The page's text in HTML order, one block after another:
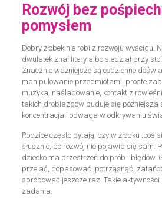
Rozwój bez
pomysłem
Dobry żłobek nie robi z rozwoju wyścigu.
dwulatek znał litery albo siedział przy
Znacznie ważniejsze są codzienne
manipulowanie przedmiotami, proste
muzyka, naśladowanie, kontakt z
takich drobiazgów buduje się późniejsza
koncentracja i odwaga w odkrywaniu
Rodzice często pytają, czy w żłobku „coś
słusznie, bo rozwój nie pojawia się sam.
dziecko ma przestrzeń do prób i błędów.
przelać, dopasować, potrząsnąć,
spróbować jeszcze raz. Takie aktywności
zadania.